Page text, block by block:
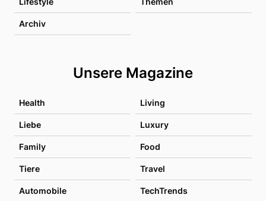
Archiv
Unsere Magazine
Health Living
Liebe Luxury
Family Food
Tiere Travel
Automobile TechTrends